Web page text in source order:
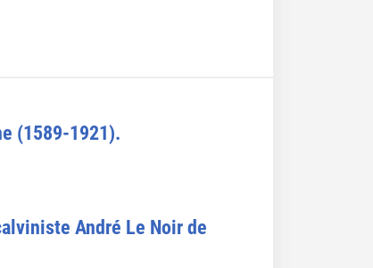
(1589-1921).
André Le Noir de